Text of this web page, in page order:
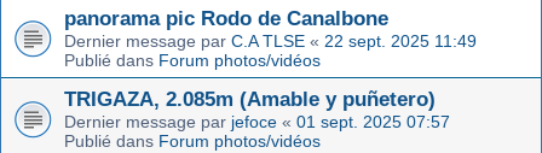
panorama pic Rodo de Canalbone
Dernier message par C.A TLSE « 22 sept. 2025 11:49
Publié dans Forum photos/vidéos
TRIGAZA, 2.085m (Amable y puñetero)
Dernier message par jefoce « 01 sept. 2025 07:57
Publié dans Forum photos/vidéos